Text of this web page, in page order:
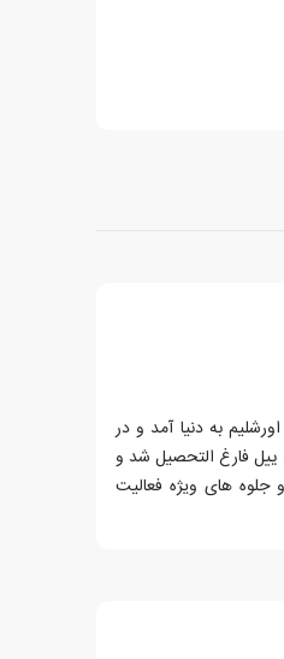
در اورشلیم به دنیا آمد و در
از دانشگاه ییل فارغ التحصیل شد و
جلوه های ویژه فعالیت